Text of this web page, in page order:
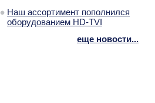
Наш ассортимент пополнился
оборудованием HD-TVI
еще новости...